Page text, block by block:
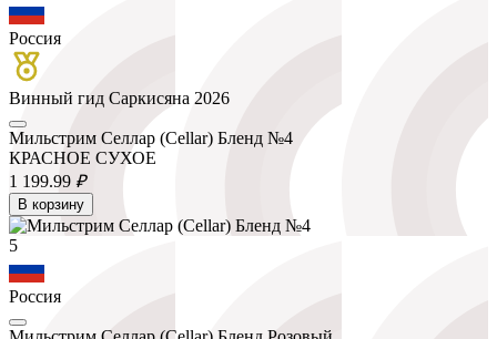
Россия
Винный гид Саркисяна 2026
Мильстрим Селлар (Cellar) Бленд №4
КРАСНОЕ СУХОЕ
1 199.99 ₽
В корзину
5
Россия